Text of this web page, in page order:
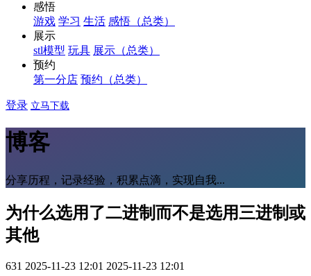
感悟
游戏 学习 生活 感悟（总类）
展示
stl模型 玩具 展示（总类）
预约
第一分店 预约（总类）
登录 立马下载
博客
分享历程，记录经验，积累点滴，实现自我...
为什么选用了二进制而不是选用三进制或
其他
631 2025-11-23 12:01 2025-11-23 12:01